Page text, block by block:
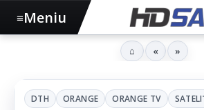
DTH ORANGE ORANGE TV
≡Meniu
⌂ « »